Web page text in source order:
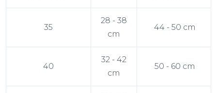
35
28 - 38
cm
44 - 50 cm
40
32 - 42
cm
50 - 60 cm